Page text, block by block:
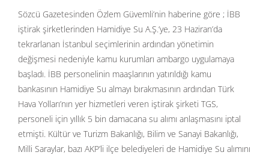
Sözcü Gazetesinden Özlem Güvemli’nin haberine göre ; İBB
iştirak şirketlerinden Hamidiye Su A.Ş.’ye, 23 Haziran’da
tekrarlanan İstanbul seçimlerinin ardından yönetimin
değişmesi nedeniyle kamu kurumları ambargo uygulamaya
başladı. İBB personelinin maaşlarının yatırıldığı kamu
bankasının Hamidiye Su almayı bırakmasının ardından Türk
Hava Yolları’nın yer hizmetleri veren iştirak şirketi TGS,
personeli için yıllık 5 bin damacana su alımı anlaşmasını iptal
etmişti. Kültür ve Turizm Bakanlığı, Bilim ve Sanayi Bakanlığı,
Milli Saraylar, bazı AKP’li ilçe belediyeleri de Hamidiye Su alımını